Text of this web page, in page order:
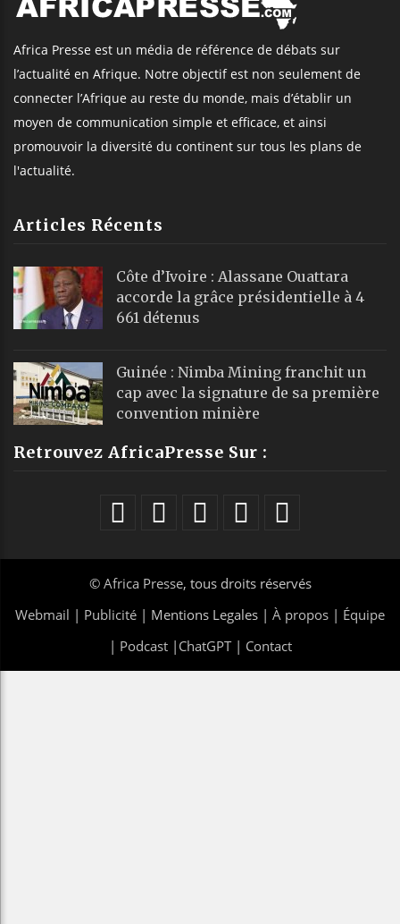
Africa Presse est un média de référence de débats sur
l’actualité en Afrique. Notre objectif est non seulement de
connecter l’Afrique au reste du monde, mais d’établir un
moyen de communication simple et efficace, et ainsi
promouvoir la diversité du continent sur tous les plans de
l'actualité.
Articles Récents
Côte d’Ivoire : Alassane Ouattara
accorde la grâce présidentielle à 4
661 détenus
Guinée : Nimba Mining franchit un
cap avec la signature de sa première
convention minière
Retrouvez AfricaPresse Sur :
© Africa Presse, tous droits réservés
Webmail | Publicité | Mentions Legales | À propos | Équipe
| Podcast| ChatGPT| Contact